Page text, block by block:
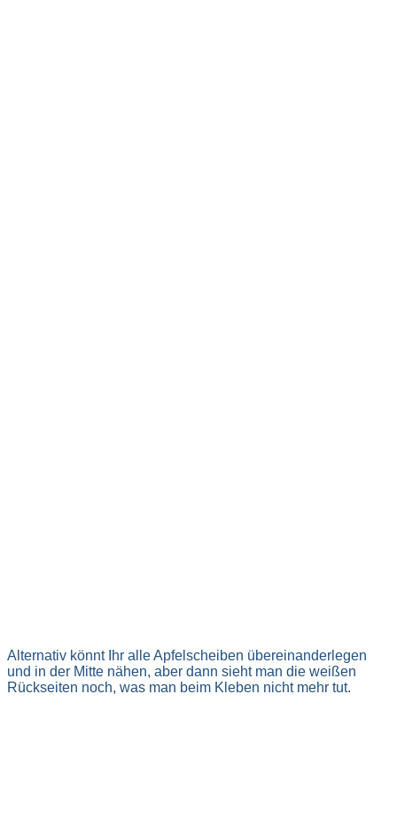
Alternativ könnt Ihr alle Apfelscheiben übereinanderlegen
und in der Mitte nähen, aber dann sieht man die weißen
Rückseiten noch, was man beim Kleben nicht mehr tut.